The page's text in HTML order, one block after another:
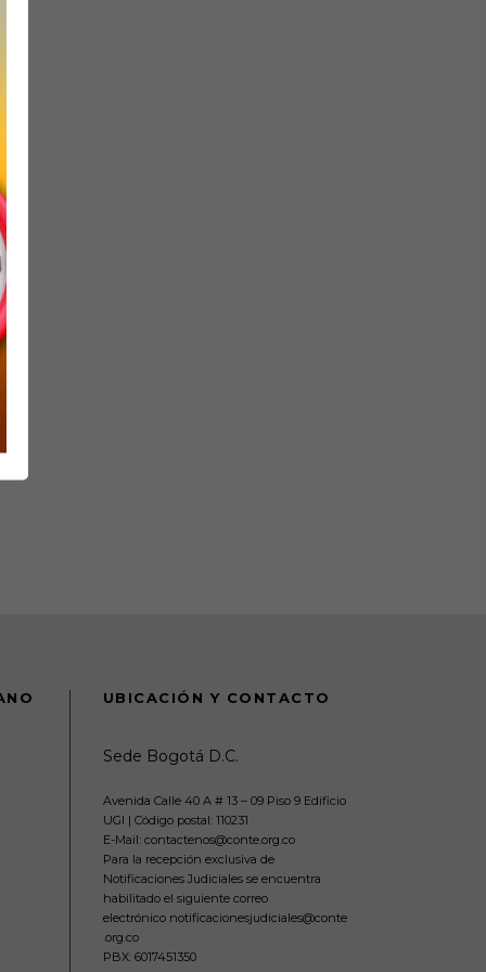
UBICACIÓN Y CONTACTO
Sede Bogotá D.C.
Avenida Calle 40 A # 13 – 09 Piso 9 Edificio
UGI | Código postal: 110231
E-Mail: contactenos@conte.org.co
Para la recepción exclusiva de
Notificaciones Judiciales se encuentra
habilitado el siguiente correo
electrónico notificacionesjudiciales@conte
.org.co
PBX: 6017451350